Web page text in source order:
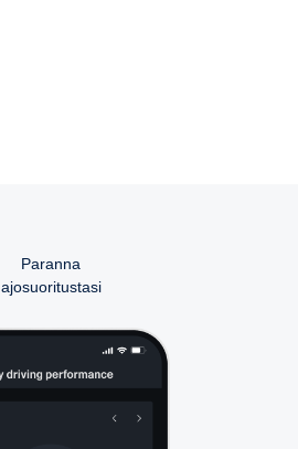
Paranna
ajosuoritustasi